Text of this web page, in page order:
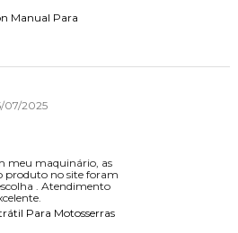
Manual Para
07/2025
meu maquinário, as
produto no site foram
. Atendimento
Para Motosserras